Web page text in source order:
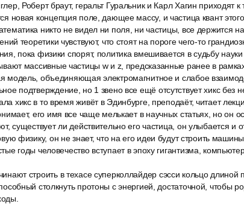
Роберт браут, геральт Гуральник и Карл Хагин приходят
новая концепция поле, дающее массу, и частица квант
никто не видел ни поля, ни частицы, все держится
теоретики чувствуют, что стоят на пороге чего-то
пока физики спорят, политика вмешивается в судьбу науки
массивные частицы w и z, предсказанные ранее в
модель, объединяющая электромагнитное и слабое
подтверждение, но 1 звено все ещё отсутствует хикс без
хикс в то время живёт в Эдинбурге, преподаёт, читает
его имя все чаще мелькает в научных статьях, но он
существует ли действительно его частица, он улыбается и
физику, он не знает, что на его идеи будут строить
годы человечество вступает в эпоху гигантизма,
строить в техасе суперколлайдер сэсси кольцо
столкнуть протоны с энергией, достаточной, чтобы